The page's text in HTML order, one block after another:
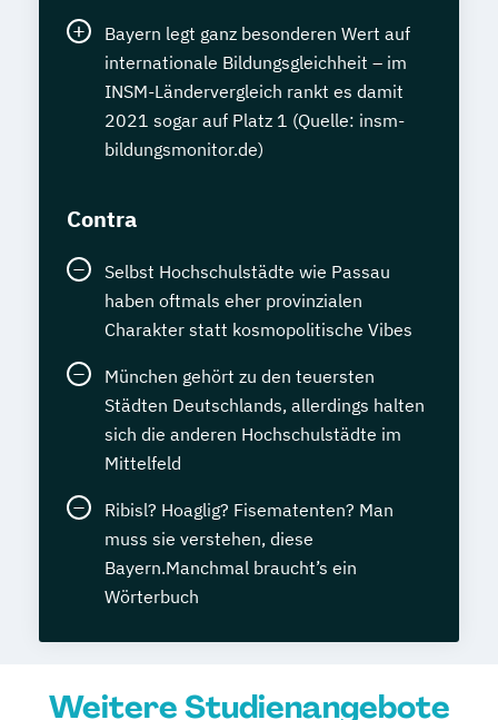
Bayern legt ganz besonderen Wert auf
internationale Bildungsgleichheit – im
INSM-Ländervergleich rankt es damit
2021 sogar auf Platz 1 (Quelle: insm-
bildungsmonitor.de)
Contra
Selbst Hochschulstädte wie Passau
haben oftmals eher provinzialen
Charakter statt kosmopolitische Vibes
München gehört zu den teuersten
Städten Deutschlands, allerdings halten
sich die anderen Hochschulstädte im
Mittelfeld
Ribisl? Hoaglig? Fisematenten? Man
muss sie verstehen, diese
Bayern.Manchmal braucht’s ein
Wörterbuch
Weitere Studienangebote